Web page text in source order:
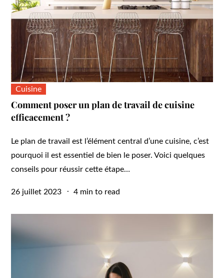
Cuisine
Comment poser un plan de travail de cuisine
efficacement ?
Le plan de travail est l’élément central d’une cuisine, c’est
pourquoi il est essentiel de bien le poser. Voici quelques
conseils pour réussir cette étape…
Posted
26 juillet 2023 4 min to read